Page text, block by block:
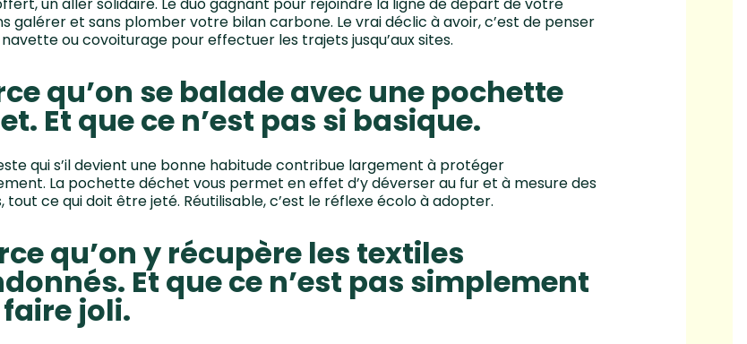
galérer et sans plomber votre bilan carbone. Le vrai déclic à avoir, c’est de penser
ou covoiturage pour effectuer les trajets jusqu’aux sites.
qu’on se balade avec une pochette
Et que ce n’est pas si basique.
qui s’il devient une bonne habitude contribue largement à protéger
La pochette déchet vous permet en effet d’y déverser au fur et à mesure des
tout ce qui doit être jeté. Réutilisable, c’est le réflexe écolo à adopter.
qu’on y récupère les textiles
Et que ce n’est pas simplement
joli.